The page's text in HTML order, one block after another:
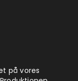
på vores